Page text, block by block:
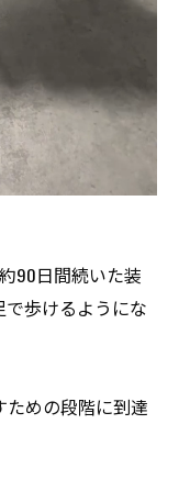
90日間続いた装
歩けるようにな
めの段階に到達